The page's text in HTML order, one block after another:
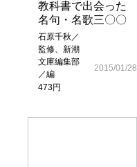
教科書で出会った
名句・名歌三〇〇
石原千秋／
監修、新潮
文庫編集部
／編
473円
2015/01/28